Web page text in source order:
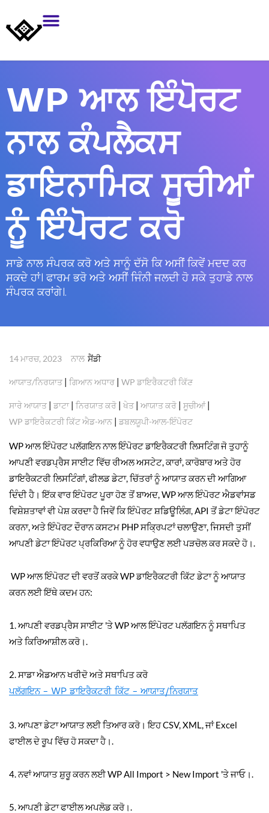
WP ਆਲ ਇੰਪੋਰਟ
ਨਾਲ ਕੰਪਲੈਕਸ
ਡਾਇਨਾਮਿਕ ਸੂਚੀਆਂ
ਨੂੰ ਇੰਪੋਰਟ ਕਰੋ
ਸਾਡੇ ਨਾਲ ਸੰਪਰਕ ਕਰੋ ਅਤੇ ਸਾਨੂੰ ਦੱਸੋ ਕਿ ਅਸੀਂ ਕਿਵੇਂ ਮਦਦ ਕਰ
ਸਕਦੇ ਹਾਂ। ਫਾਰਮ ਭਰੋ ਅਤੇ ਅਸੀਂ ਜਿੰਨੀ ਜਲਦੀ ਹੋ ਸਕੇ ਤੁਹਾਡੇ ਨਾਲ
ਸੰਪਰਕ ਕਰਾਂਗੇ।.
14 ਮਾਰਚ, 2023 ਨਾਲ ਸੈਂਡੀ
ਆਯਾਤ/ਨਿਰਯਾਤ | ਗਿਆਨ ਅਧਾਰ | WP ਡਾਇਰੈਕਟਰੀ ਕਿੱਟ
ਸਾਰੇ ਆਯਾਤ | ਡਾਟਾ| ਨਿਰਯਾਤ ਕਰੋ | ਖੇਤ | ਆਯਾਤ ਕਰੋ | ਸੂਚੀਆਂ|
WP ਡਾਇਰੈਕਟਰੀ ਕਿੱਟ ਐਡ-ਆਨ | ਡਬਲਯੂਪੀ-ਆਲ-ਇੰਪੋਰਟ
WP ਆਲ ਇੰਪੋਰਟ ਪਲੱਗਇਨ ਨਾਲ ਇੰਪੋਰਟ ਡਾਇਰੈਕਟਰੀ ਲਿਸਟਿੰਗ ਜੋ ਤੁਹਾਨੂੰ
ਆਪਣੀ ਵਰਡਪ੍ਰੈਸ ਸਾਈਟ ਵਿੱਚ ਰੀਅਲ ਅਸਟੇਟ, ਕਾਰਾਂ, ਕਾਰੋਬਾਰ ਅਤੇ ਹੋਰ
ਡਾਇਰੈਕਟਰੀ ਲਿਸਟਿੰਗਾਂ, ਫੀਲਡ ਡੇਟਾ, ਚਿੱਤਰਾਂ ਨੂੰ ਆਯਾਤ ਕਰਨ ਦੀ ਆਗਿਆ
ਦਿੰਦੀ ਹੈ। ਇੱਕ ਵਾਰ ਇੰਪੋਰਟ ਪੂਰਾ ਹੋਣ ਤੋਂ ਬਾਅਦ, WP ਆਲ ਇੰਪੋਰਟ ਐਡਵਾਂਸਡ
ਵਿਸ਼ੇਸ਼ਤਾਵਾਂ ਵੀ ਪੇਸ਼ ਕਰਦਾ ਹੈ ਜਿਵੇਂ ਕਿ ਇੰਪੋਰਟ ਸ਼ਡਿਊਲਿੰਗ, API ਤੋਂ ਡੇਟਾ ਇੰਪੋਰਟ
ਕਰਨਾ, ਅਤੇ ਇੰਪੋਰਟ ਦੌਰਾਨ ਕਸਟਮ PHP ਸਕ੍ਰਿਪਟਾਂ ਚਲਾਉਣਾ, ਜਿਸਦੀ ਤੁਸੀਂ
ਆਪਣੀ ਡੇਟਾ ਇੰਪੋਰਟ ਪ੍ਰਕਿਰਿਆ ਨੂੰ ਹੋਰ ਵਧਾਉਣ ਲਈ ਪੜਚੋਲ ਕਰ ਸਕਦੇ ਹੋ।.
WP ਆਲ ਇੰਪੋਰਟ ਦੀ ਵਰਤੋਂ ਕਰਕੇ WP ਡਾਇਰੈਕਟਰੀ ਕਿੱਟ ਡੇਟਾ ਨੂੰ ਆਯਾਤ
ਕਰਨ ਲਈ ਇੱਥੇ ਕਦਮ ਹਨ:
1. ਆਪਣੀ ਵਰਡਪ੍ਰੈਸ ਸਾਈਟ 'ਤੇ WP ਆਲ ਇੰਪੋਰਟ ਪਲੱਗਇਨ ਨੂੰ ਸਥਾਪਿਤ
ਅਤੇ ਕਿਰਿਆਸ਼ੀਲ ਕਰੋ।.
2. ਸਾਡਾ ਐਡਆਨ ਖਰੀਦੋ ਅਤੇ ਸਥਾਪਿਤ ਕਰੋ
ਪਲੱਗਇਨ - WP ਡਾਇਰੈਕਟਰੀ ਕਿੱਟ - ਆਯਾਤ/ਨਿਰਯਾਤ
3. ਆਪਣਾ ਡੇਟਾ ਆਯਾਤ ਲਈ ਤਿਆਰ ਕਰੋ। ਇਹ CSV, XML, ਜਾਂ Excel
ਫਾਈਲ ਦੇ ਰੂਪ ਵਿੱਚ ਹੋ ਸਕਦਾ ਹੈ।.
4. ਨਵਾਂ ਆਯਾਤ ਸ਼ੁਰੂ ਕਰਨ ਲਈ WP All Import > New Import 'ਤੇ ਜਾਓ।.
5. ਆਪਣੀ ਡੇਟਾ ਫਾਈਲ ਅਪਲੋਡ ਕਰੋ।.